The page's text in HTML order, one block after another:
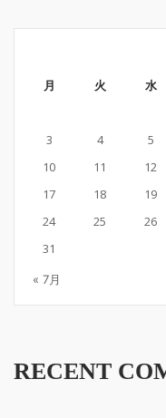
月 火 水
3
4 5
10
11 12
17
18 19
24
25 26
31
« 7月
RECENT